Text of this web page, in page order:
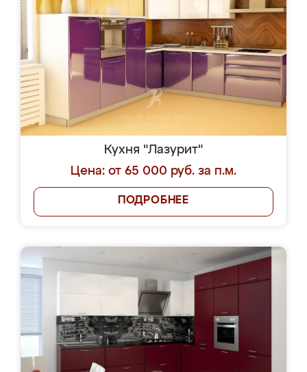
Кухня "Лазурит"
Цена: от 65 000 руб. за п.м.
ПОДРОБНЕЕ